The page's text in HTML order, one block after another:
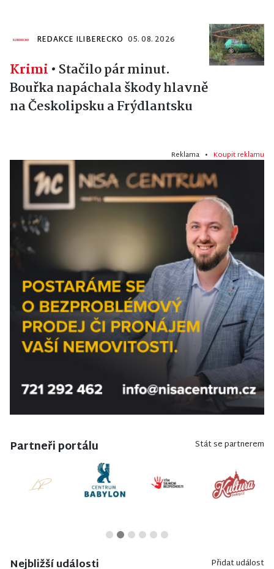
REDAKCE ILIBERECKO 05. 08. 2026
Krimi • Stačilo pár minut.
Bouřka napáchala škody hlavně
na Českolipsku a Frýdlantsku
Reklama • Koupit reklamu
Partneři portálu Stát se partnerem
Nejbližší události Přidat událost